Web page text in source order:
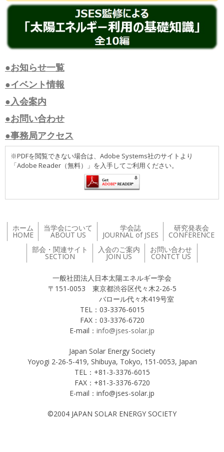
●お知らせ一覧
●イベント情報
●入会案内
●お問い合わせ
●事務局アクセス
※PDFを閲覧できない場合は、Adobe Systems社のサイトより
「Adobe Reader（無料）」を入手してご利用ください。
ホーム
HOME
当学会について
ABOUT US
学会誌
JOURNAL of JSES
研究発表会
CONFERENCE
部会・関連サイト
SECTION
入会のご案内
JOIN US
お問い合わせ
CONTCT US
一般社団法人日本太陽エネルギー学会
〒151-0053 東京都渋谷区代々木2-26-5
バロール代々木419号室
TEL：03-3376-6015
FAX：03-3376-6720
E-mail： info@jses-solar.jp
Japan Solar Energy Society
Yoyogi 2-26-5-419, Shibuya, Tokyo, 151-0053, Japan
TEL：+81-3-3376-6015
FAX：+81-3-3376-6720
E-mail：info@jses-solar.jp
©2004 JAPAN SOLAR ENERGY SOCIETY